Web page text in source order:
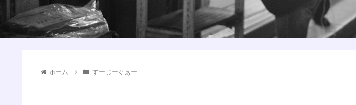
ホーム すーじーぐぁー